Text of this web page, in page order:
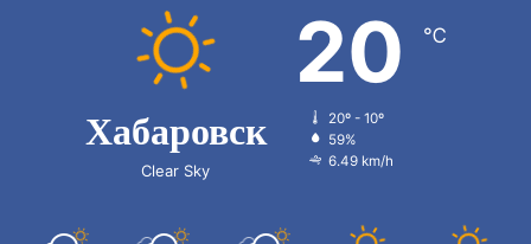
Хабаровск
Clear Sky
20 ℃
20º - 10º
59%
6.49 km/h